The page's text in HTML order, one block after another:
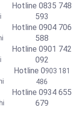
Hotline 0835 748
593
Hotline 0904 706
588
Hotline 0901 742
092
Hotline 0903 181
486
Hotline 0934 655
679